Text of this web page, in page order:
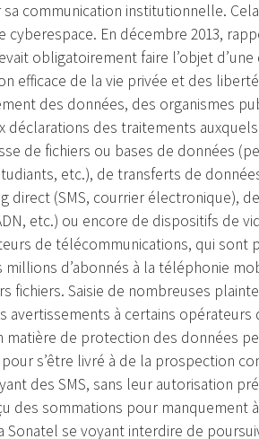
communication institutionnelle.
cyberespace. En décembre 2013,
obligatoirement faire l’objet
efficace de la vie privée et des
des données, des organismes
déclarations des traitements
de fichiers ou bases de données
etc.), de transferts de
direct (SMS, courrier électronique),
etc.) ou encore de dispositifs de
de télécommunications, qui sont
millions d’abonnés à la téléphonie
fichiers. Saisie de nombreuses
avertissements à certains
de protection des données
s’être livré à de la prospection
des SMS, sans leur autorisation
des sommations pour manquement
Sonatel se voyant interdire de